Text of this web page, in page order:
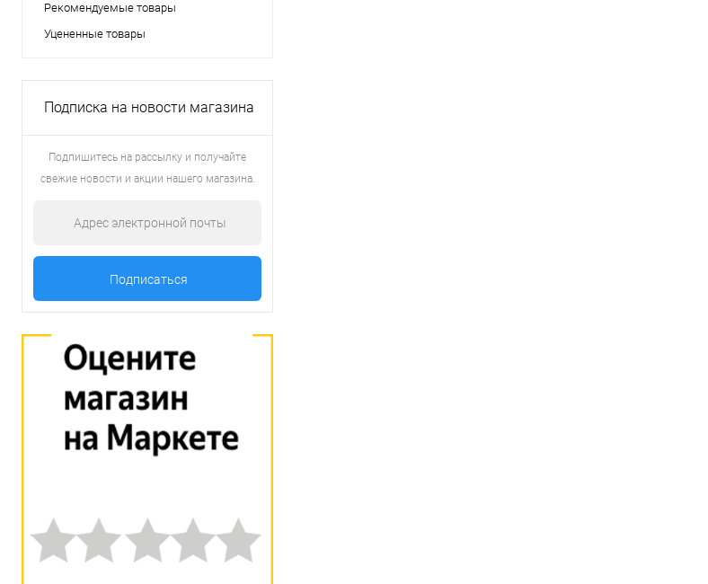
Рекомендуемые товары
Уцененные товары
Подписка на новости магазина
Подпишитесь на рассылку и получайте
свежие новости и акции нашего магазина.